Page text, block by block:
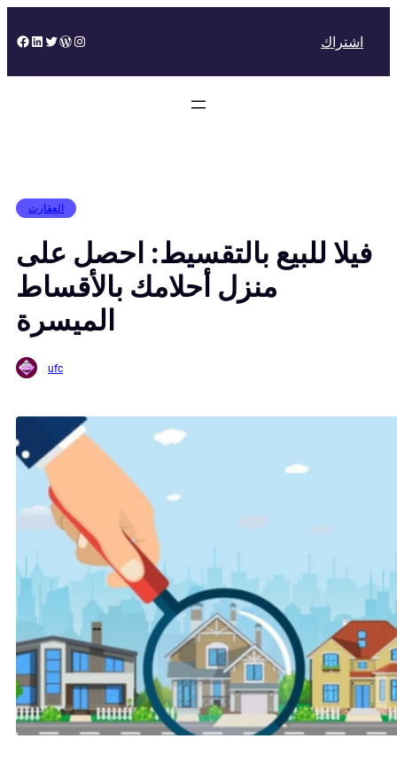
to
Facebook
LinkedIn
Twitter
WordPress
Instagram اشتراك
العقارت
فيلا للبيع بالتقسيط: احصل على
منزل أحلامك بالأقساط
الميسرة
ufc